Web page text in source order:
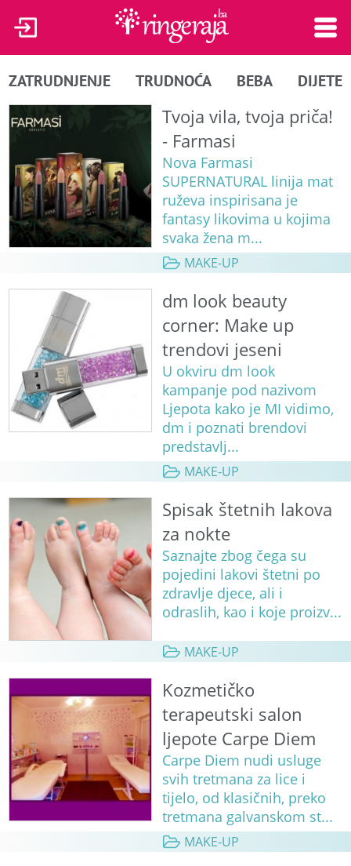
ZATRUDNJENJE TRUDNOĆA BEBA DIJETE
Tvoja vila, tvoja priča!
- Farmasi
Nova Farmasi
SUPERNATURAL linija mat
ruževa inspirisana je
fantasy likovima u kojima
svaka žena m...
MAKE-UP
dm look beauty
corner: Make up
trendovi jeseni
U okviru dm look
kampanje pod nazivom
Ljepota kako je MI vidimo,
dm i poznati brendovi
predstavlj...
MAKE-UP
Spisak štetnih lakova
za nokte
Saznajte zbog čega su
pojedini lakovi štetni po
zdravlje djece, ali i
odraslih, kao i koje proizv...
MAKE-UP
Kozmetičko
terapeutski salon
ljepote Carpe Diem
Carpe Diem nudi usluge
svih tretmana za lice i
tijelo, od klasičnih, preko
tretmana galvanskom st...
MAKE-UP